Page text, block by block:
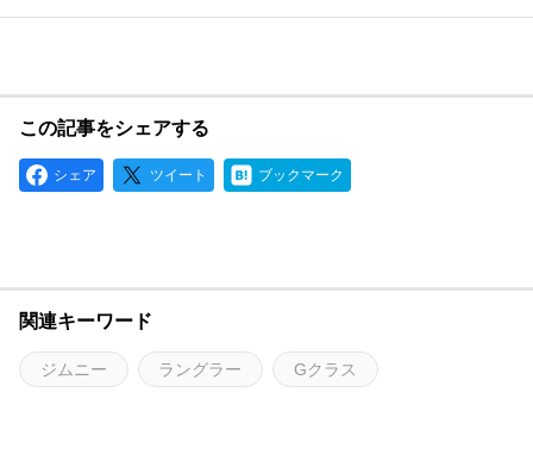
この記事をシェアする
シェア ツイート ブックマーク
関連キーワード
ジムニー ラングラー Gクラス